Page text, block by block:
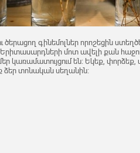
ծերացող գինեմոլներ որոշեցին
մոտ ավելի քան
կառամատույցում են։ Եկեք, փորձեք,
ձեր տոնական սեղանին։